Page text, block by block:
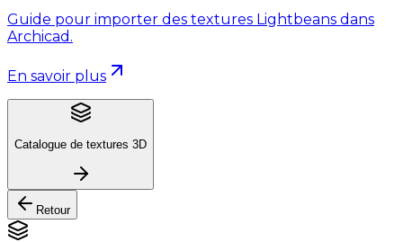
Guide pour importer des textures Lightbeans dans
Archicad.
En savoir plus
Catalogue de textures 3D
Retour